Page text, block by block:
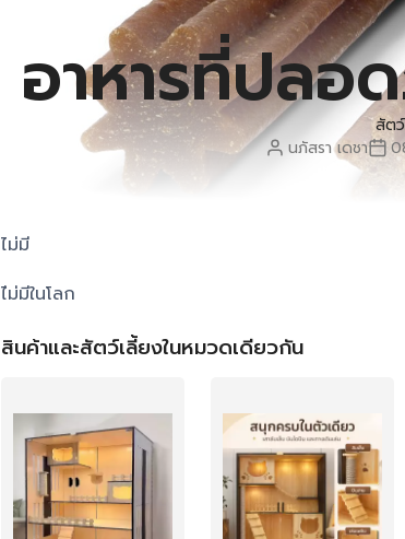
อาหารที่ปลอ สัต
นภัสรา เดชา
ไม่มี
ไ่ม่มีในโลก
สินค้าและสัตว์เลี้ยงในหมวดเดียวกัน